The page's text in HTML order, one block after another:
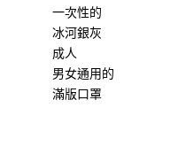
一次性的
冰河銀灰
成人
男女通用的
滿版口罩